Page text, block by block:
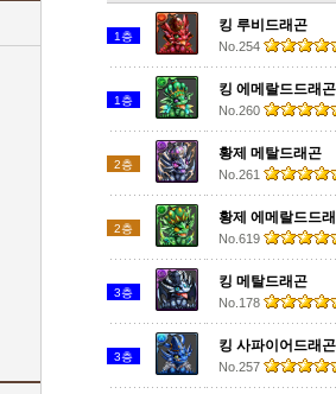
1층
킹 루비드래곤
No.254
1층
킹 에메랄드드래곤
No.260
2층
황제 메탈드래곤
No.261
2층
황제 에메랄드드
No.619
3층
킹 메탈드래곤
No.178
3층
킹 사파이어드래곤
No.257